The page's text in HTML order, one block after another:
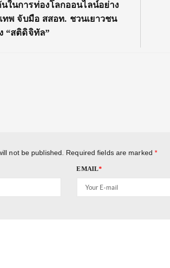
ในการท่องโลกออนไลน์อย่าง
ทพ จับมือ สสอท. ชวนเยาวชน
“สติดิจิทัล”
not be published. Required fields are marked *
EMAIL*